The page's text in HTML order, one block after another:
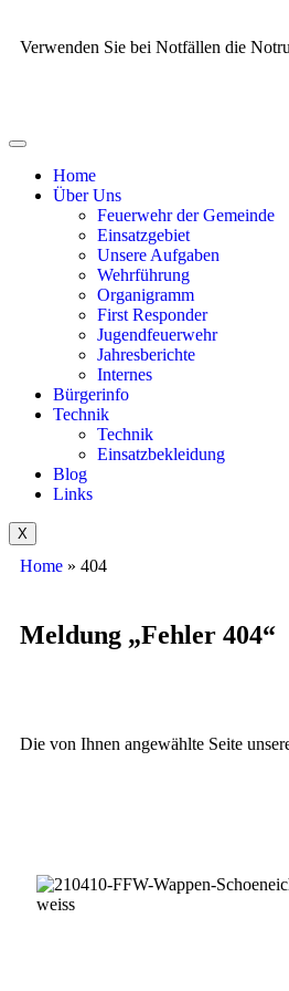
Verwenden Sie bei Notfällen die
Home
Über Uns
Feuerwehr der Gemeinde
Einsatzgebiet
Unsere Aufgaben
Wehrführung
Organigramm
First Responder
Jugendfeuerwehr
Jahresberichte
Internes
Bürgerinfo
Technik
Technik
Einsatzbekleidung
Blog
Links
X
Home » 404
Meldung „Fehler 404“
Die von Ihnen angewählte Seite